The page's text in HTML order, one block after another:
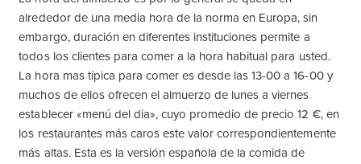
alrededor de una media hora de la norma en Europa, sin
embargo, duración en diferentes instituciones permite a
todos los clientes para comer a la hora habitual para usted.
La hora mas típica para comer es desde las 13-00 a 16-00 y
muchos de ellos ofrecen el almuerzo de lunes a viernes
establecer «menú del dia», cuyo promedio de precio 12 €, en
los restaurantes más caros este valor correspondientemente
más altas. Esta es la versión española de la comida de